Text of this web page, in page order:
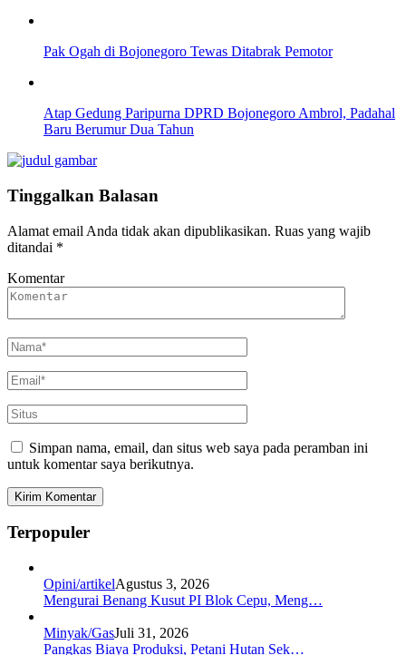
Pak Ogah di Bojonegoro Tewas Ditabrak Pemotor
Atap Gedung Paripurna DPRD Bojonegoro Ambrol, Padahal
Baru Berumur Dua Tahun
Tinggalkan Balasan
Alamat email Anda tidak akan dipublikasikan. Ruas yang wajib
ditandai *
Komentar
Simpan nama, email, dan situs web saya pada peramban ini
untuk komentar saya berikutnya.
Terpopuler
Opini/artikelAgustus 3, 2026
Mengurai Benang Kusut PI Blok Cepu, Meng…
Minyak/GasJuli 31, 2026
Pangkas Biaya Produksi, Petani Hutan Sek…